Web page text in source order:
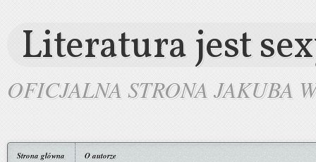
Literatura jest
OFICJALNA STRONA JAKUBA
Strona główna O autorze